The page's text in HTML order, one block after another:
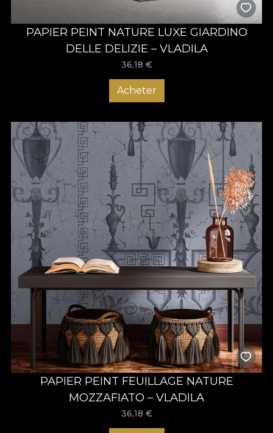
PAPIER PEINT NATURE LUXE GIARDINO
DELLE DELIZIE – VLADILA
36,18 €
Acheter
PAPIER PEINT FEUILLAGE NATURE
MOZZAFIATO – VLADILA
36,18 €